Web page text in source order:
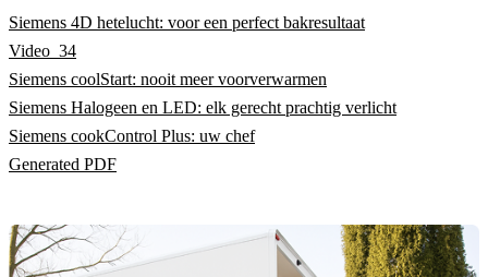
Siemens 4D hetelucht: voor een perfect bakresultaat
Video_34
Siemens coolStart: nooit meer voorverwarmen
Siemens Halogeen en LED: elk gerecht prachtig verlicht
Siemens cookControl Plus: uw chef
Generated PDF